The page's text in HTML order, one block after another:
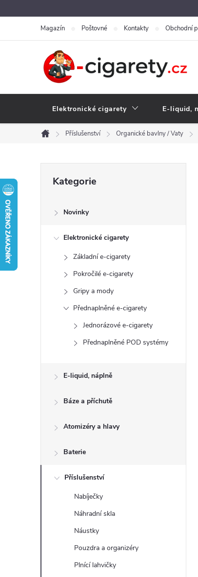
na
Magazín Poštovné Kontakty Obchodní
Elektronické cigarety E-liquid,
Domů
Příslušenství Organické bavlny / Vaty
e
kategorie
Kategorie
Novinky
Elektronické cigarety
Základní e-cigarety
Pokročilé e-cigarety
Gripy a mody
Přednaplněné e-cigarety
Jednorázové e-cigarety
Přednaplněné POD systémy
E-liquid, náplně
Báze a příchutě
Atomizéry a hlavy
Baterie
Příslušenství
Nabíječky
Náhradní skla
Náustky
Pouzdra a organizéry
Plnící lahvičky